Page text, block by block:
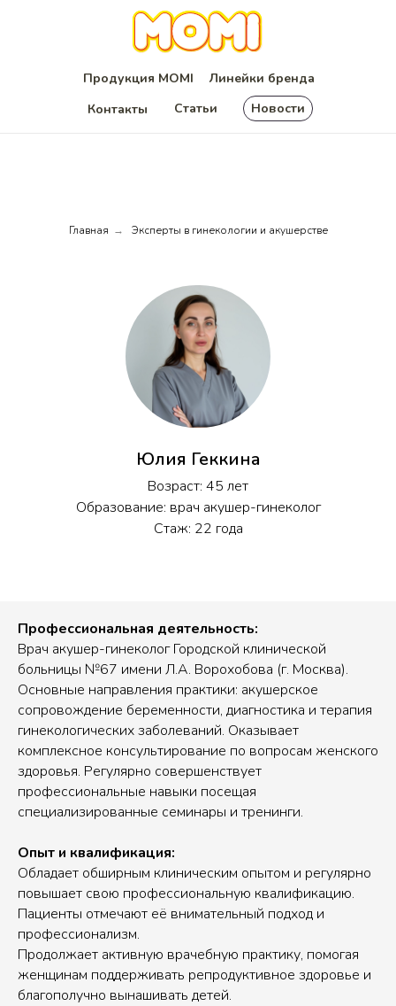
Линейки бренда
Продукция MOMI
Контакты
Новости
Статьи
Главная → Эксперты в гинекологии и акушерстве
Юлия Геккина
Возраст: 45 лет
Образование: врач акушер-гинеколог
Стаж: 22 года
Профессиональная деятельность:
Врач акушер-гинеколог Городской клинической
больницы №67 имени Л.А. Ворохобова (г. Москва).
Основные направления практики: акушерское
сопровождение беременности, диагностика и терапия
гинекологических заболеваний. Оказывает
комплексное консультирование по вопросам женского
здоровья. Регулярно совершенствует
профессиональные навыки посещая
специализированные семинары и тренинги.
Опыт и квалификация:
Обладает обширным клиническим опытом и регулярно
повышает свою профессиональную квалификацию.
Пациенты отмечают её внимательный подход и
профессионализм.
Продолжает активную врачебную практику, помогая
женщинам поддерживать репродуктивное здоровье и
благополучно вынашивать детей.